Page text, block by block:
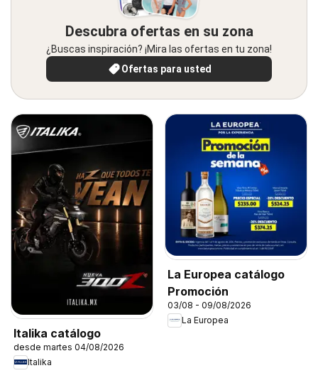
Descubra ofertas en su zona
¿Buscas inspiración? ¡Mira las ofertas en tu zona!
Ofertas para usted
Italika catálogo
desde martes 04/08/2026
Italika
La Europea catálogo
Promoción
03/08 - 09/08/2026
La Europea